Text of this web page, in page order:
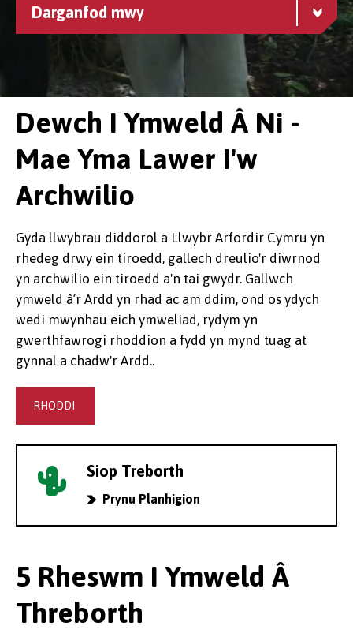
Darganfod mwy
Dewch I Ymweld Â Ni -
Mae Yma Lawer I'w
Archwilio
Gyda llwybrau diddorol a Llwybr Arfordir Cymru yn
rhedeg drwy ein tiroedd, gallech dreulio'r diwrnod
yn archwilio ein tiroedd a'n tai gwydr. Gallwch
ymweld â’r Ardd yn rhad ac am ddim, ond os ydych
wedi mwynhau eich ymweliad, rydym yn
gwerthfawrogi rhoddion a fydd yn mynd tuag at
gynnal a chadw'r Ardd..
RHODDI
Siop Treborth
Prynu Planhigion
5 Rheswm I Ymweld Â
Threborth